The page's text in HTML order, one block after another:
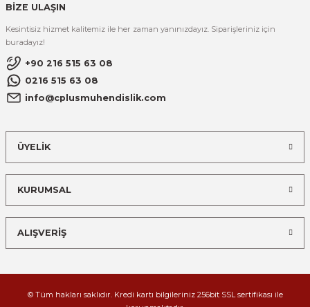
BİZE ULAŞIN
Kesintisiz hizmet kalitemiz ile her zaman yanınızdayız. Siparişleriniz için
buradayız!
+90 216 515 63 08
0216 515 63 08
info@cplusmuhendislik.com
ÜYELİK
KURUMSAL
ALIŞVERİŞ
© Tüm hakları saklıdır. Kredi kartı bilgileriniz 256bit SSL sertifikası ile